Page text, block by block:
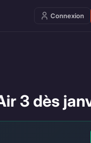
Connexion
3 dès